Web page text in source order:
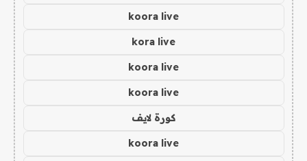
koora live
kora live
koora live
koora live
كورة لايف
koora live